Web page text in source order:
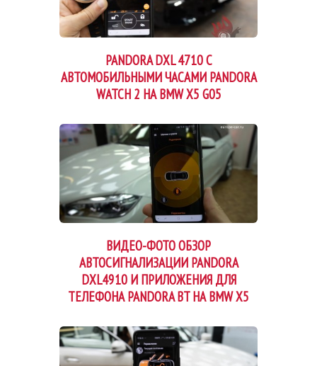
PANDORA DXL 4710 С
АВТОМОБИЛЬНЫМИ ЧАСАМИ PANDORA
WATCH 2 НА BMW X5 G05
ВИДЕО-ФОТО ОБЗОР
АВТОСИГНАЛИЗАЦИИ PANDORA
DXL4910 И ПРИЛОЖЕНИЯ ДЛЯ
ТЕЛЕФОНА PANDORA BT НА BMW X5